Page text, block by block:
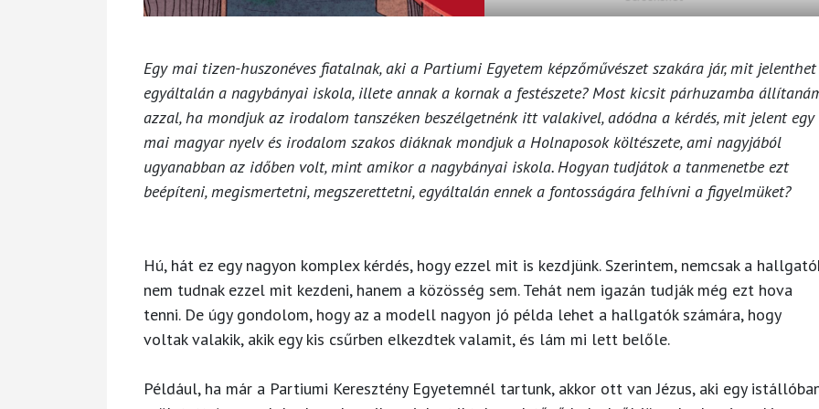
Egy mai tizen-huszonéves fiatalnak, aki a Partiumi Egyetem képzőművészet szakára jár, mit jelenthet
egyáltalán a nagybányai iskola, illete annak a kornak a festészete? Most kicsit párhuzamba
azzal, ha mondjuk az irodalom tanszéken beszélgetnénk itt valakivel, adódna a kérdés, mit jelent egy
mai magyar nyelv és irodalom szakos diáknak mondjuk a Holnaposok költészete, ami nagyjából
ugyanabban az időben volt, mint amikor a nagybányai iskola. Hogyan tudjátok a tanmenetbe ezt
beépíteni, megismertetni, megszerettetni, egyáltalán ennek a fontosságára felhívni a figyelmüket?
Hú, hát ez egy nagyon komplex kérdés, hogy ezzel mit is kezdjünk. Szerintem, nemcsak a
nem tudnak ezzel mit kezdeni, hanem a közösség sem. Tehát nem igazán tudják még ezt hova
tenni. De úgy gondolom, hogy az a modell nagyon jó példa lehet a hallgatók számára, hogy
voltak valakik, akik egy kis csűrben elkezdtek valamit, és lám mi lett belőle.
Például, ha már a Partiumi Keresztény Egyetemnél tartunk, akkor ott van Jézus, aki egy